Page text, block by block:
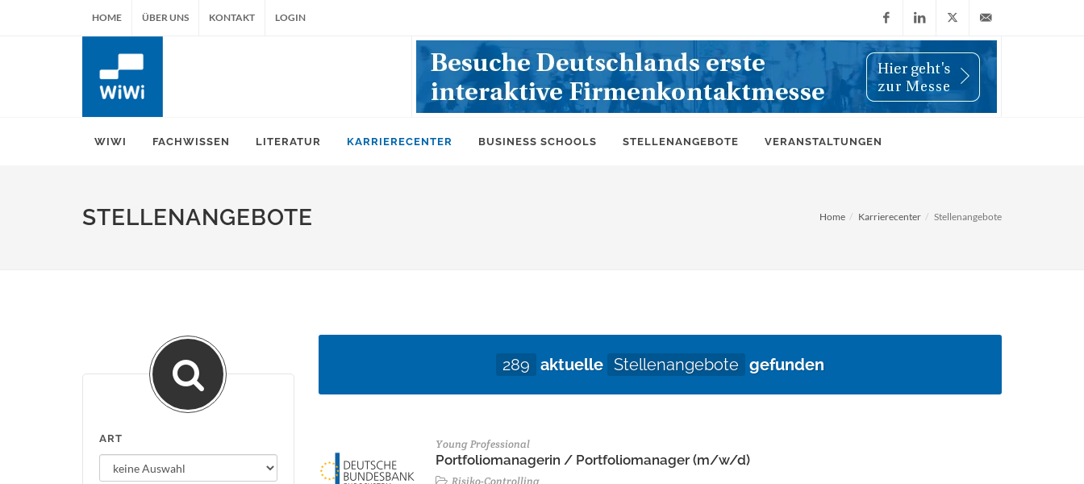
HOME ÜBER UNS KONTAKT LOGIN
FacebookLinkedIn
X
(Twitter)
info@wiwi-
WIWI FACHWISSEN LITERATUR KARRIERECENTER BUSINESS SCHOOLS STELLENANGEBOTE VERANSTALTUNGEN
STELLENANGEBOTE Home Karrierecenter Stellenangebote
ART
289 aktuelle Stellenangebote gefunden
Young Professional
Portfoliomanagerin / Portfoliomanager (m/w/d)
Risiko-Controlling